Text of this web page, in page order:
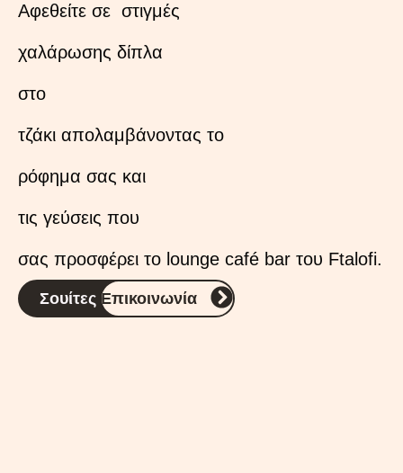
Αφεθείτε σε στιγμές
χαλάρωσης δίπλα
στο
τζάκι απολαμβάνοντας το
ρόφημα σας και
τις γεύσεις που
σας προσφέρει το lounge café bar του Ftalofi.
Σουίτες Επικοινωνία